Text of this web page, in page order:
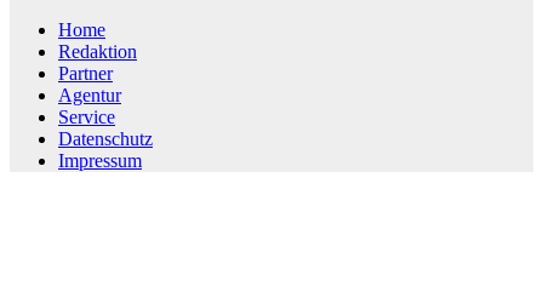
Home
Redaktion
Partner
Agentur
Service
Datenschutz
Impressum